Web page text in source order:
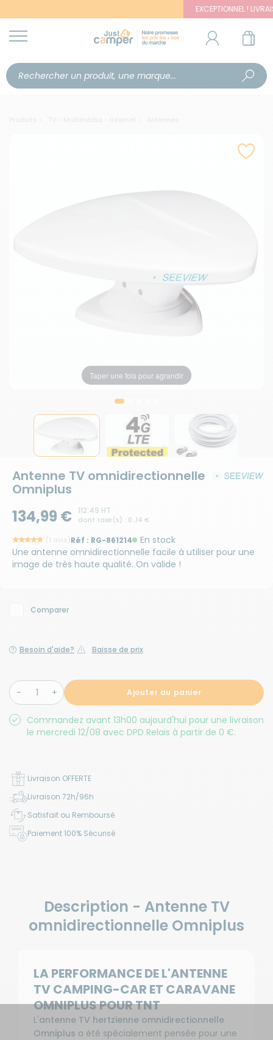
EXCEPTIONNEL ! LIVRAISON
Produits TV - Multimédia - Internet Antennes
Taper une fois pour agrandir
Taper une fois pour agrandir
Taper une fois pour agrandir
Taper une fois pour agrandir
Taper une fois pour agrandir
Antenne TV omnidirectionnelle
Omniplus
134,99 € 112.49 HT
dont taxe(s) : 0 ,14 €
(1 avis)Réf : RG-861214
En stock
Une antenne omnidirectionnelle facile à utiliser pour une
image de très haute qualité. On valide !
Comparer
Besoin d'aide? Baisse de prix
Ajouter au panier
Commandez avant 13h00 aujourd'hui pour une livraison
le mercredi 12/08 avec DPD Relais à partir de 0 €.
Livraison OFFERTE
Livraison 72h/96h
Satisfait ou Remboursé
Paiement 100% Sécurisé
Description - Antenne TV
omnidirectionnelle Omniplus
LA PERFORMANCE DE L'ANTENNE
TV CAMPING-CAR ET CARAVANE
OMNIPLUS POUR TNT
L'antenne TV hertzienne omnidirectionnelle
Omniplus a été spécialement pensée pour une